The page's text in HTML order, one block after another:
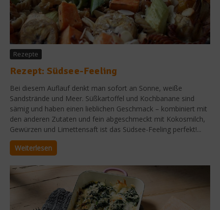
Rezepte
Rezept: Südsee-Feeling
Bei diesem Auflauf denkt man sofort an Sonne, weiße
Sandstrände und Meer. Süßkartoffel und Kochbanane sind
sämig und haben einen lieblichen Geschmack – kombiniert mit
den anderen Zutaten und fein abgeschmeckt mit Kokosmilch,
Gewürzen und Limettensaft ist das Südsee-Feeling perfekt!...
Weiterlesen